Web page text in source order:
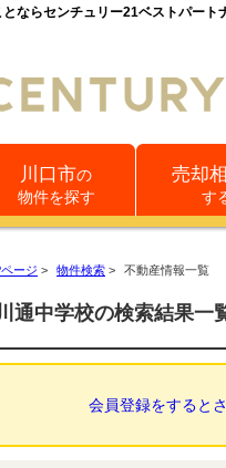
ならセンチュリー21ベストパート
川口市の
物件を探す
売却
す
ージ > 物件検索 > 不動産情報一覧
通中学校の検索結果一
会員登録をすると